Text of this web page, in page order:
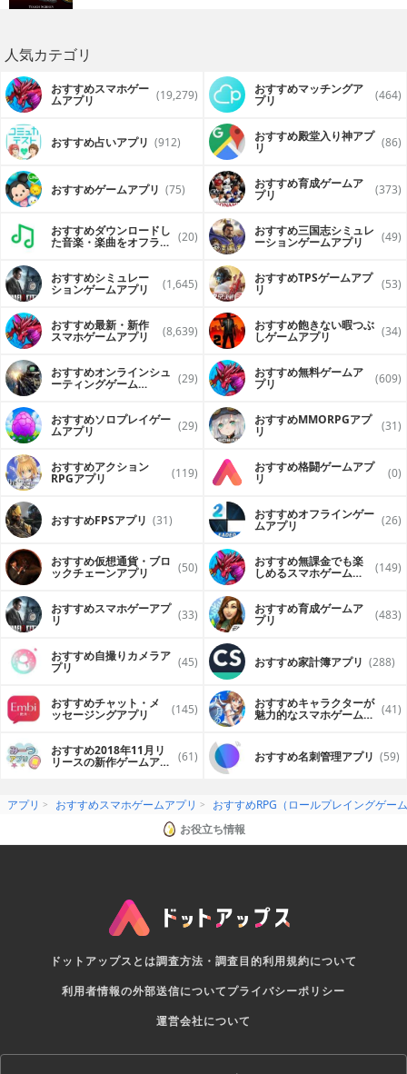
人気カテゴリ
おすすめスマホゲー
ムアプリ (19,279) おすすめマッチングア
プリ (464)
おすすめ占いアプリ (912) おすすめ殿堂入り神アプ
リ (86)
おすすめゲームアプリ (75) おすすめ育成ゲームア
プリ (373)
おすすめダウンロードし
た音楽・楽曲をオフライ (20) おすすめ三国志シミュレ
ーションゲームアプリ (49)
おすすめシミュレー
ションゲームアプリ (1,645) おすすめTPSゲームアプ
リ (53)
おすすめ最新・新作
スマホゲームアプリ (8,639) おすすめ飽きない暇つぶ
しゲームアプリ (34)
おすすめオンラインシュ
ーティングゲーム (29) おすすめ無料ゲームア
プリ (609)
おすすめソロプレイゲー
ムアプリ (29) おすすめ MMORPGアプ
リ (31)
おすすめアクション
RPGアプリ (119) おすすめ格闘ゲームアプ
リ (0)
おすすめFPSアプリ (31) おすすめオフラインゲー
ムアプリ (26)
おすすめ仮想通貨・ブロ
ックチェーンアプリ (50) おすすめ無課金でも楽
しめるスマホゲームア (149)
おすすめスマホゲーアプ
リ (33) おすすめ育成ゲームア
プリ (483)
おすすめ自撮りカメラア
プリ (45) おすすめ家計簿アプリ (288)
おすすめチャット・メ
ッセージングアプリ (145) おすすめキャラクターが
魅力的なスマホゲームア (41)
おすすめ2018年11月リ
リースの新作ゲームアプ (61) おすすめ名刺管理アプリ (59)
アプリ おすすめスマホゲームアプリ
おすすめRPG（ロールプレイングゲー
お役立ち情報
ドットアップスとは調査方法・調査目的利用規約について
利用者情報の外部送信についてプライバシーポリシー
運営会社について